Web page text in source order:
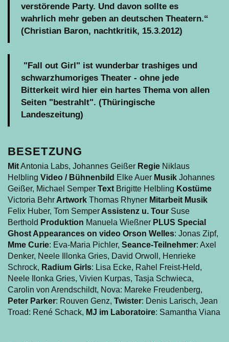
verstörende Party. Und davon sollte es
wahrlich mehr geben an deutschen Theatern.“
(Christian Baron, nachtkritik, 15.3.2012)
"Fall out Girl" ist wunderbar trashiges und
schwarzhumoriges Theater - ohne jede
Bitterkeit wird hier ein hartes Thema von allen
Seiten "bestrahlt". (Thüringische
Landeszeitung)
BESETZUNG
MitAntonia Labs, Johannes Geißer Regie Niklaus
Helbling Video / Bühnenbild Elke Auer Musik Johannes
Geißer, Michael Semper Text Brigitte Helbling Kostüme
Victoria Behr Artwork Thomas Rhyner Mitarbeit Musik
Felix Huber, Tom Semper Assistenz u. Tour Suse
Berthold Produktion Manuela Wießner PLUS Special
Ghost Appearances on video Orson Welles: Jonas Zipf,
Mme Curie: Eva-Maria Pichler, Seance-Teilnehmer: Axel
Denker, Neele Illonka Gries, David Orwoll, Henrieke
Schrock, Radium Girls: Lisa Ecke, Rahel Freist-Held,
Neele Ilonka Gries, Vivien Kurpas, Tasja Schwieca,
Carolin von Arendschildt, Nova: Mareke Freudenberg,
Peter Parker: Rouven Genz, Twister: Denis Larisch, Jean
Troad: René Schack, MJ im Laboratoire: Samantha Viana